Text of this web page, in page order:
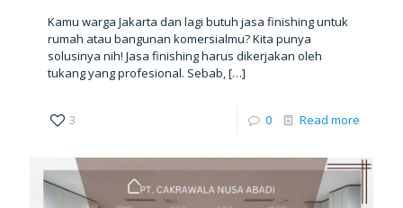
Kamu warga Jakarta dan lagi butuh jasa finishing untuk
rumah atau bangunan komersialmu? Kita punya
solusinya nih! Jasa finishing harus dikerjakan oleh
tukang yang profesional. Sebab,[…]
3 0 Read more